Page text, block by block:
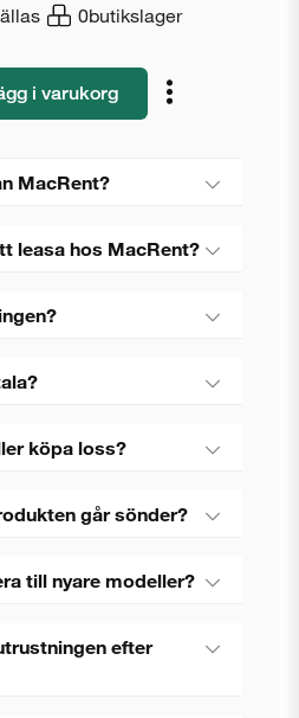
0butikslager
i varukorg
MacRent?
leasa hos MacRent?
köpa loss?
går sönder?
till nyare modeller?
efter